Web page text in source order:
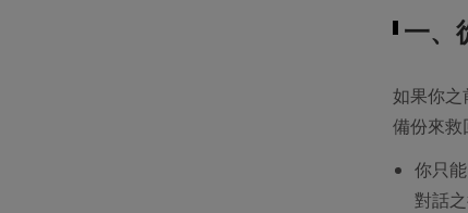
一、
如果你
備份來救
你只
對話